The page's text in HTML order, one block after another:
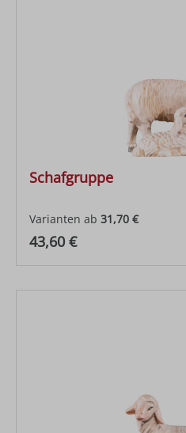
Schafgruppe
Varianten ab 31,70 €
Regulärer Preis:
43,60 €